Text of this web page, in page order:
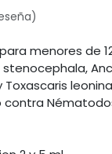
menores de
contra